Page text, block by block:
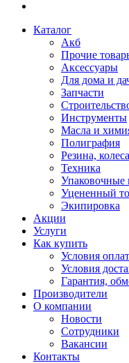
Каталог
Акб
Прочие
Аксессуары
Для дома и
Запчасти
Инструменты
Масла и
Полиграфия
Резина, колеса
Техника
Упаковочные
Уцененный
Экипировка
Акции
Услуги
Как купить
Условия
Условия
Гарантия,
Производители
О компании
Новости
Сотрудники
Вакансии
Контакты